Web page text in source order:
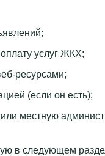
услуг ЖКХ;
ресурсами;
(если он есть);
местную
в следующем